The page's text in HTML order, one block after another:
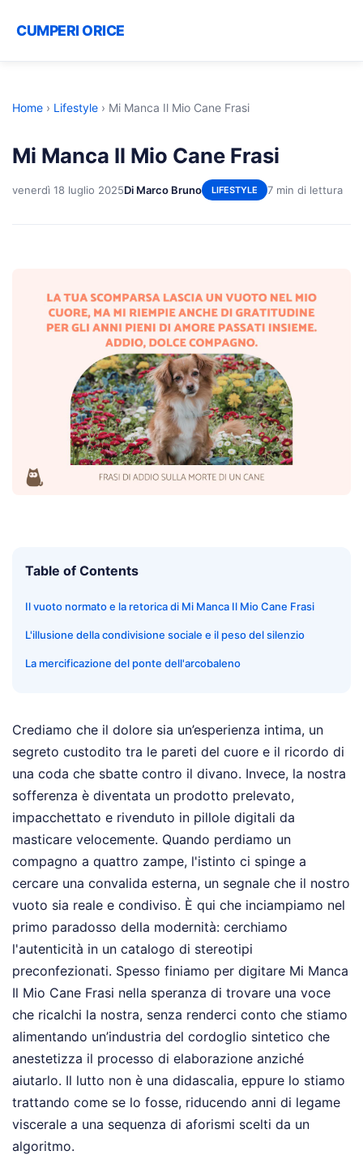
CUMPERI ORICE
Home › Lifestyle › Mi Manca Il Mio Cane Frasi
Mi Manca Il Mio Cane Frasi
venerdì 18 luglio 2025Di Marco Bruno LIFESTYLE 7 min di lettura
Table of Contents
Il vuoto normato e la retorica di Mi Manca Il Mio Cane Frasi
L'illusione della condivisione sociale e il peso del silenzio
La mercificazione del ponte dell'arcobaleno
Crediamo che il dolore sia un’esperienza intima, un
segreto custodito tra le pareti del cuore e il ricordo di
una coda che sbatte contro il divano. Invece, la nostra
sofferenza è diventata un prodotto prelevato,
impacchettato e rivenduto in pillole digitali da
masticare velocemente. Quando perdiamo un
compagno a quattro zampe, l'istinto ci spinge a
cercare una convalida esterna, un segnale che il nostro
vuoto sia reale e condiviso. È qui che inciampiamo nel
primo paradosso della modernità: cerchiamo
l'autenticità in un catalogo di stereotipi
preconfezionati. Spesso finiamo per digitare Mi Manca
Il Mio Cane Frasi nella speranza di trovare una voce
che ricalchi la nostra, senza renderci conto che stiamo
alimentando un’industria del cordoglio sintetico che
anestetizza il processo di elaborazione anziché
aiutarlo. Il lutto non è una didascalia, eppure lo stiamo
trattando come se lo fosse, riducendo anni di legame
viscerale a una sequenza di aforismi scelti da un
algoritmo.